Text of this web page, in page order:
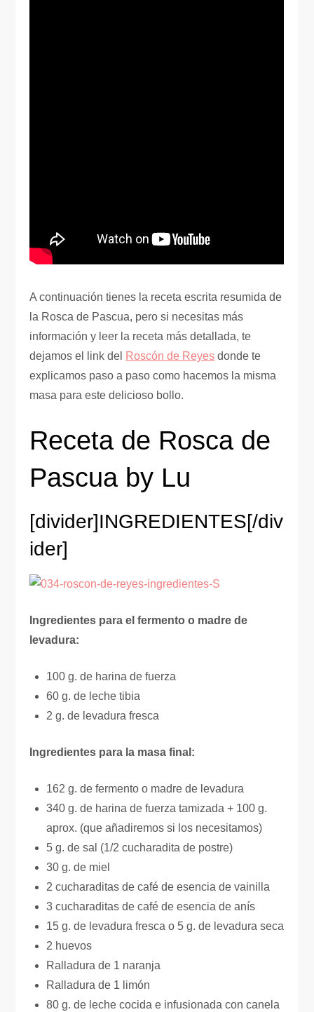
A continuación tienes la receta escrita resumida de
la Rosca de Pascua, pero si necesitas más
información y leer la receta más detallada, te
dejamos el link del
Roscón de Reyes donde te
explicamos paso a paso como hacemos la misma
masa para este delicioso bollo.
Receta de Rosca de
Pascua by Lu
[divider]INGREDIENTES[/div
ider]
Ingredientes para el fermento o madre de
levadura:
100 g. de harina de fuerza
60 g. de leche tibia
2 g. de levadura fresca
Ingredientes para la masa final:
162 g. de fermento o madre de levadura
340 g. de harina de fuerza tamizada + 100 g.
aprox. (que añadiremos si los necesitamos)
5 g. de sal (1/2 cucharadita de postre)
30 g. de miel
2 cucharaditas de café de esencia de vainilla
3 cucharaditas de café de esencia de anís
15 g. de levadura fresca o 5 g. de levadura seca
2 huevos
Ralladura de 1 naranja
Ralladura de 1 limón
80 g. de leche cocida e infusionada con canela